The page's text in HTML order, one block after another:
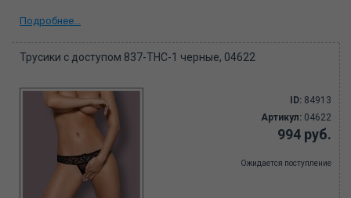
Подробнее...
Трусики с доступом 837-THC-1 черные, 04622
ID: 84913
Артикул: 04622
994 руб.
Ожидается поступление